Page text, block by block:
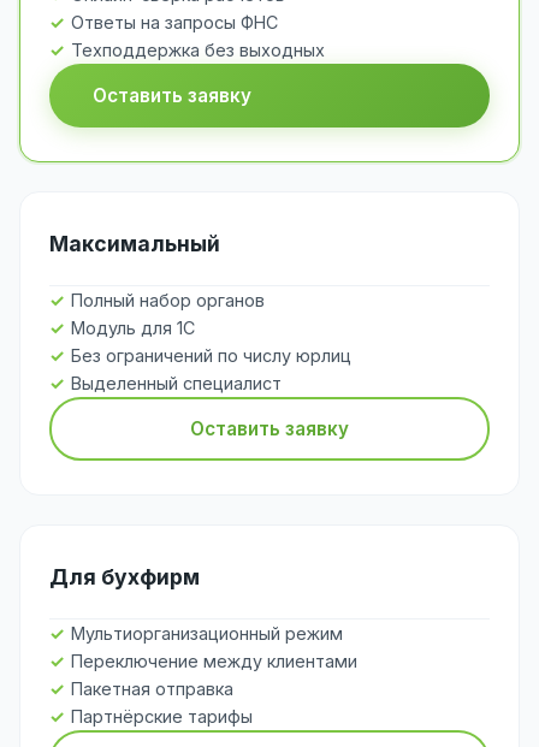
Ответы на запросы ФНС
Техподдержка без выходных
Оставить заявку
Максимальный
Полный набор органов
Модуль для 1С
Без ограничений по числу юрлиц
Выделенный специалист
Оставить заявку
Для бухфирм
Мультиорганизационный режим
Переключение между клиентами
Пакетная отправка
Партнёрские тарифы